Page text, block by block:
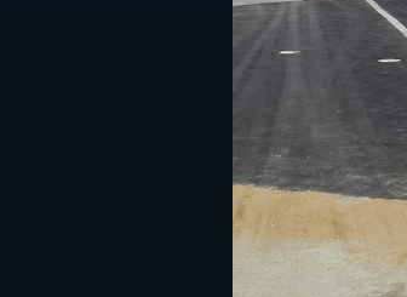
個人情報保護方針